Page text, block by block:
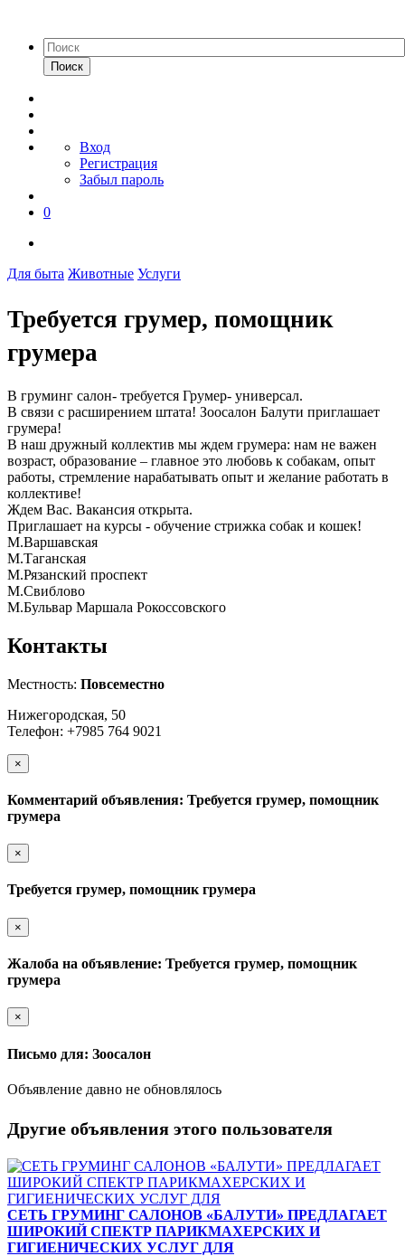
Поиск
Вход
Регистрация
Забыл пароль
0
Для быта Животные Услуги
Требуется грумер, помощник
грумера
В груминг салон- требуется Грумер- универсал.
В связи с расширением штата! Зоосалон Балути приглашает
грумера!
В наш дружный коллектив мы ждем грумера: нам не важен
возраст, образование – главное это любовь к собакам, опыт
работы, стремление нарабатывать опыт и желание работать в
коллективе!
Ждем Вас. Вакансия открыта.
Приглашает на курсы - обучение стрижка собак и кошек!
М.Варшавская
М.Таганская
М.Рязанский проспект
М.Свиблово
М.Бульвар Маршала Рокоссовского
Контакты
Местность: Повсеместно
Нижегородская, 50
Телефон: +7985 764 9021
×
Комментарий объявления: Требуется грумер, помощник
грумера
×
Требуется грумер, помощник грумера
×
Жалоба на объявление: Требуется грумер, помощник
грумера
×
Письмо для: Зоосалон
Объявление давно не обновлялось
Другие объявления этого пользователя
СЕТЬ ГРУМИНГ САЛОНОВ «БАЛУТИ» ПРЕДЛАГАЕТ
ШИРОКИЙ СПЕКТР ПАРИКМАХЕРСКИХ И
ГИГИЕНИЧЕСКИХ УСЛУГ ДЛЯ